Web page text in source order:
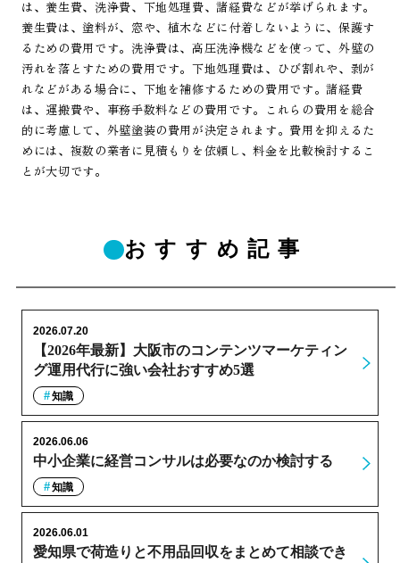
は、養生費、洗浄費、下地処理費、諸経費などが挙げられます。
養生費は、塗料が、窓や、植木などに付着しないように、保護す
るための費用です。洗浄費は、高圧洗浄機などを使って、外壁の
汚れを落とすための費用です。下地処理費は、ひび割れや、剥が
れなどがある場合に、下地を補修するための費用です。諸経費
は、運搬費や、事務手数料などの費用です。これらの費用を総合
的に考慮して、外壁塗装の費用が決定されます。費用を抑えるた
めには、複数の業者に見積もりを依頼し、料金を比較検討するこ
とが大切です。
おすすめ記事
【2026年最新】大阪市のコンテンツマーケティン
グ運用代行に強い会社おすすめ5選
2026.07.20
知識
中小企業に経営コンサルは必要なのか検討する
2026.06.06
知識
愛知県で荷造りと不用品回収をまとめて相談でき
2026.06.01